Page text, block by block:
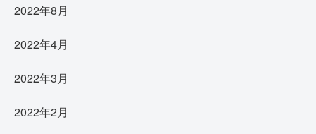
2022年8月
2022年4月
2022年3月
2022年2月